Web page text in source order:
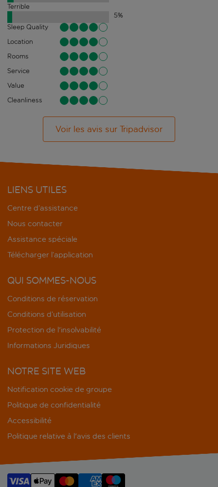
Terrible
5%
Sleep Quality
Location
Rooms
Service
Value
Cleanliness
Voir les avis sur Tripadvisor
LIENS UTILES
Centre d’assistance
Nous contacter
Assistance spéciale
Télécharger l’application
QUI SOMMES-NOUS
Conditions de réservation
Conditions d’utilisation
Protection de l'insolvabilité
Informations Juridiques
NOTRE SITE WEB
Notification cookie de groupe
Politique de confidentialité
Accessibilité
Politique relative à l'avis des clients